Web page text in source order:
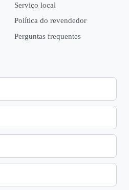
Serviço local
Política do revendedor
Perguntas frequentes